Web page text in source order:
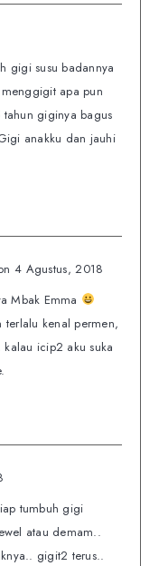
gigi susu badannya
apa pun
giginya bagus
anakku dan jauhi
4 Agustus, 2018
Mbak Emma
kenal permen,
kalau icip2 aku suka
tumbuh gigi
atau demam..
gigit2 terus..